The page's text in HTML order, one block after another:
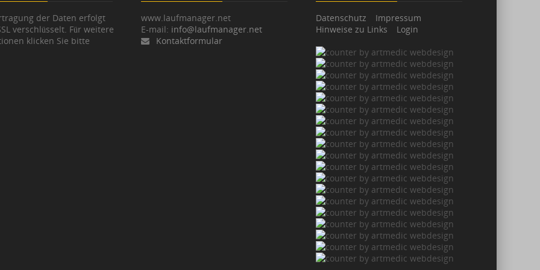
der Daten erfolgt
verschlüsselt. Für weitere
klicken Sie bitte
www.laufmanager.net
E-mail: info@laufmanager.net
Kontaktformular
Datenschutz
Impressum
Hinweise zu Links
Login